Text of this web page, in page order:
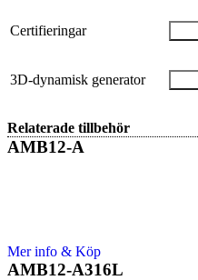
Certifieringar
3D-dynamisk generator
Relaterade tillbehör
AMB12-A
Mer info & Köp
AMB12-A316L